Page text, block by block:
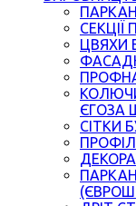
ЦВЯХИ
ЄГОЗА
СІТКИ